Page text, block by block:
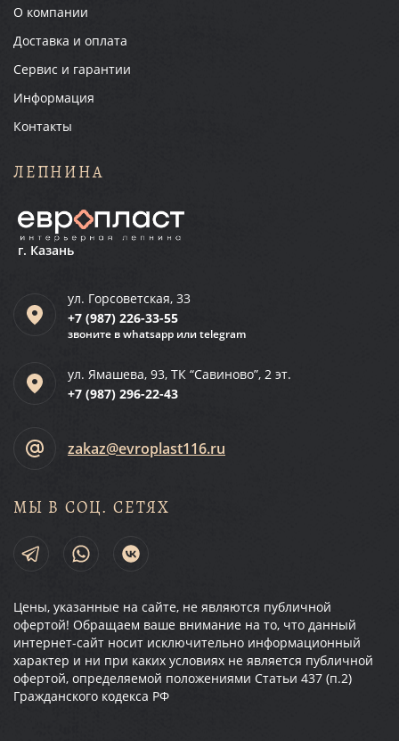
О компании
Доставка и оплата
Сервис и гарантии
Информация
Контакты
ЛЕПНИНА
г. Казань
ул. Горсоветская, 33
+7 (987) 226-33-55
звоните в whatsapp или telegram
ул. Ямашева, 93, ТК “Савиново”, 2 эт.
+7 (987) 296-22-43
zakaz@evroplast116.ru
МЫ В СОЦ. СЕТЯХ
Цены, указанные на сайте, не являются публичной
офертой! Обращаем ваше внимание на то, что данный
интернет-сайт носит исключительно информационный
характер и ни при каких условиях не является публичной
офертой, определяемой положениями Статьи 437 (п.2)
Гражданского кодекса РФ